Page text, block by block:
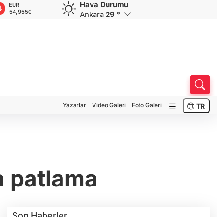
EUR
54,9550
GBP
64,1647
CHF
58,5782
Hava Durumu
Ankara 29 °
Yazarlar Video Galeri Foto Galeri TR
patlama